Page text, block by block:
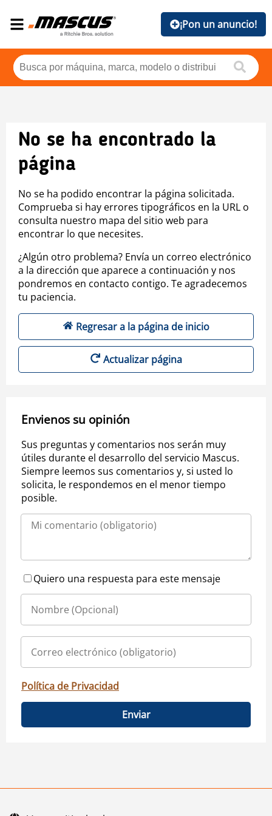
¡Pon un anuncio!
No se ha encontrado la
página
No se ha podido encontrar la página solicitada.
Comprueba si hay errores tipográficos en la URL o
consulta nuestro mapa del sitio web para
encontrar lo que necesites.
¿Algún otro problema? Envía un correo electrónico
a la dirección que aparece a continuación y nos
pondremos en contacto contigo. Te agradecemos
tu paciencia.
Regresar a la página de inicio
Actualizar página
Envienos su opinión
Sus preguntas y comentarios nos serán muy
útiles durante el desarrollo del servicio Mascus.
Siempre leemos sus comentarios y, si usted lo
solicita, le respondemos en el menor tiempo
posible.
Quiero una respuesta para este mensaje
Política de Privacidad
Enviar